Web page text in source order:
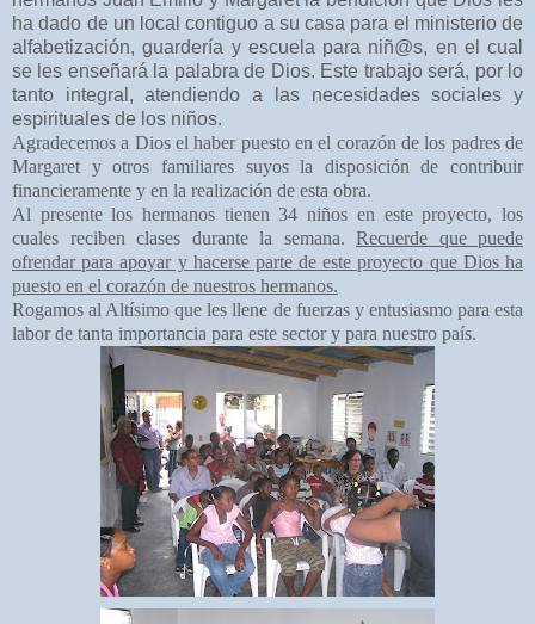
ha dado de un local contiguo a su casa para el ministerio de
alfabetización, guardería y escuela para niñ@s, en el cual
se les enseñará la palabra de Dios. Este trabajo será, por lo
tanto integral, atendiendo a las necesidades sociales y
espirituales de los niños.
Agradecemos a Dios el haber puesto en el corazón de los padres de
Margaret y otros familiares suyos la disposición de contribuir
financieramente y en la realización de esta obra.
Al presente los hermanos tienen 34 niños en este proyecto, los
cuales reciben clases durante la semana. Recuerde que puede
ofrendar para apoyar y hacerse parte de este proyecto que Dios ha
puesto en el corazón de nuestros hermanos.
Rogamos al Altísimo que les llene de fuerzas y entusiasmo para esta
labor de tanta importancia para este sector y para nuestro país.